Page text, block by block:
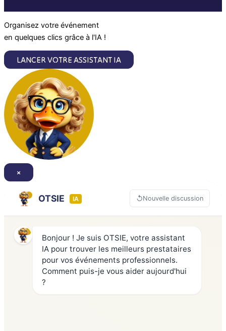
Organisez votre événement
en quelques clics grâce à l'IA !
LANCER VOTRE ASSISTANT IA
×